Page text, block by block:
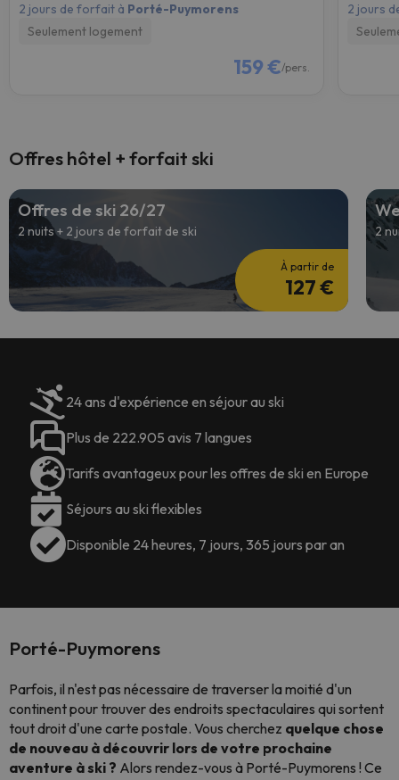
2 jours de forfait à Porté-Puymorens
Seulement logement
159 €/pers.
2 jours
Offres hôtel + forfait ski
Offres de ski 26/27
2 nuits + 2 jours de forfait de ski
À partir de
127 €
2
24 ans d'expérience en séjour au ski
Plus de 222.905 avis 7 langues
Tarifs avantageux pour les offres de ski en Europe
Séjours au ski flexibles
Disponible 24 heures, 7 jours, 365 jours par an
Porté-Puymorens
Parfois, il n'est pas nécessaire de traverser la moitié d'un
continent pour trouver des endroits spectaculaires qui sortent
tout droit d'une carte postale. Vous cherchez quelque chose
de nouveau à découvrir lors de votre prochaine
aventure à ski ? Alors rendez-vous à Porté-Puymorens ! Ce